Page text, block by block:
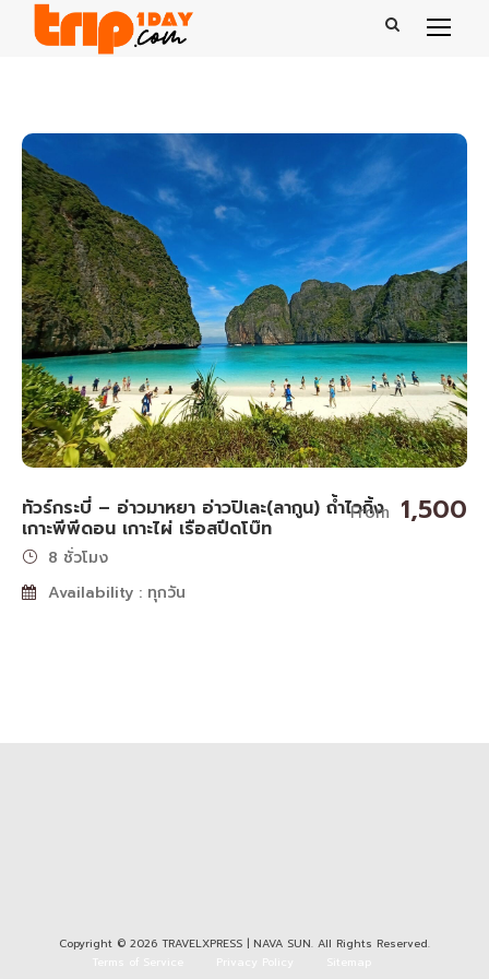
ทัวร์กระบี่ – อ่าวมาหยา อ่าวปิเละ(ลากูน) ถ้ำไวกิ้ง
เกาะพีพีดอน เกาะไผ่ เรือสปีดโบ๊ท
From 1,500
8 ชั่วโมง
Availability : ทุกวัน
Copyright © 2026 TRAVELXPRESS | NAVA SUN. All Rights Reserved.